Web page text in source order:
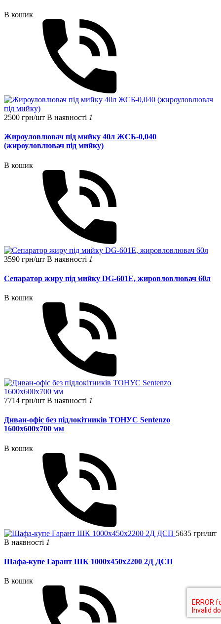
В кошик
2500 грн/шт В наявності 1
Жироуловлювач під мийку 40л ЖСБ-0,040
(жироуловлювач під мийку)
В кошик
3590 грн/шт В наявності 1
Сепаратор жиру під мийку DG-601E, жировловлювач 60л
В кошик
7714 грн/шт В наявності 1
Диван-офіс без підлокітників ТОНУС Sentenzo
1600x600x700 мм
В кошик
5635 грн/шт
В наявності 1
Шафа-купе Гарант ШК 1000х450х2200 2Д ДСП
В кошик